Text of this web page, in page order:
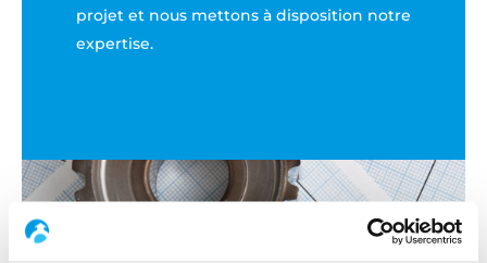
projet et nous mettons à disposition notre
expertise.